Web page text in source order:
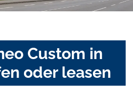
Custom in
oder leasen